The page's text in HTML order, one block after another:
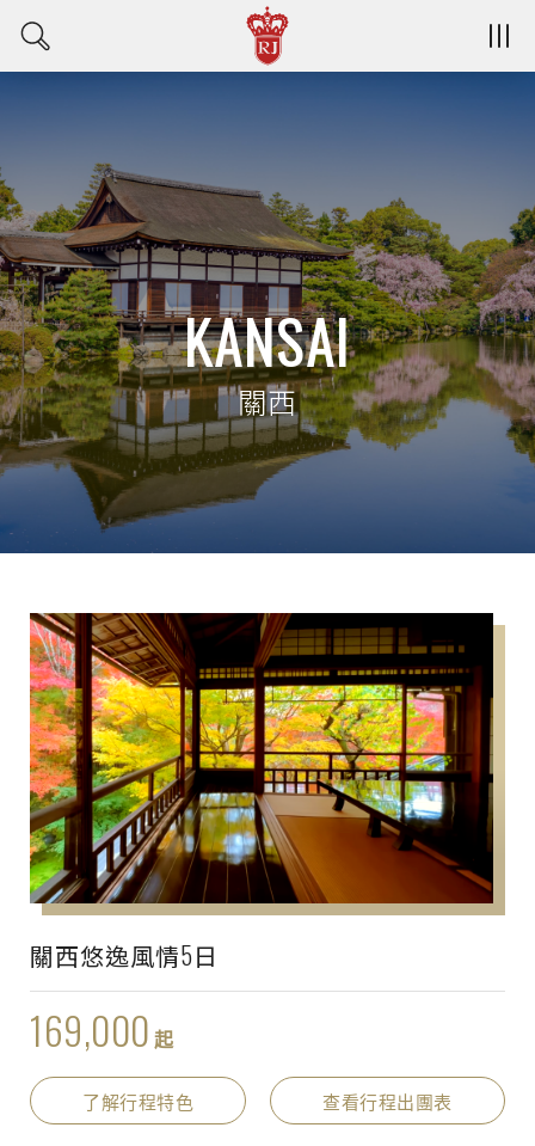
KANSAI
關西
關西悠逸風情5日
169,000 起
了解行程特色 查看行程出團表